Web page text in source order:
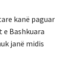
kanë paguar
Bashkuara
janë midis